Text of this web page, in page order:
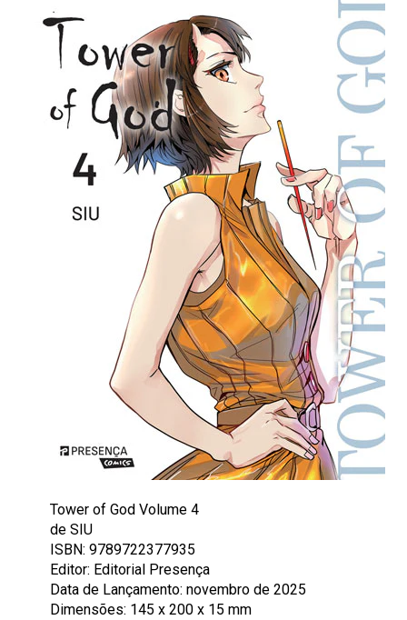
Tower of God Volume 4
de SIU
ISBN: 9789722377935
Editor: Editorial Presença
Data de Lançamento: novembro de 2025
Dimensões: 145 x 200 x 15 mm